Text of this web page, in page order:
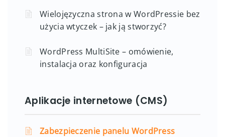
Wielojęzyczna strona w WordPressie bez
użycia wtyczek – jak ją stworzyć?
WordPress MultiSite – omówienie,
instalacja oraz konfiguracja
Aplikacje internetowe (CMS)
Zabezpieczenie panelu WordPress